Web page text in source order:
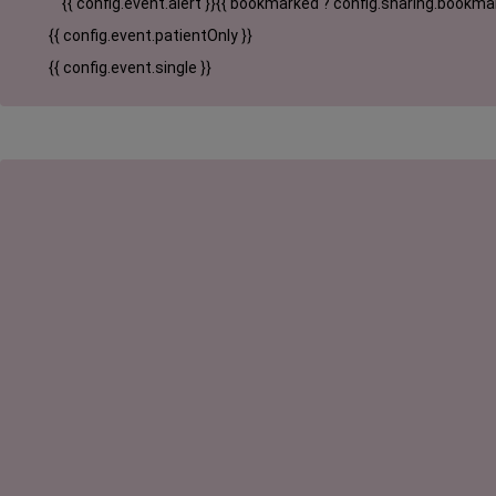
{{ config.event.alert }}{{ bookmarked ?
{{ config.event.patientOnly }}
{{ config.event.single }}